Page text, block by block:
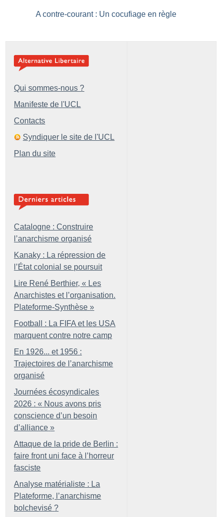
A contre-courant : Un cocufiage en règle
Qui sommes-nous ?
Manifeste de l'UCL
Contacts
Syndiquer le site de l'UCL
Plan du site
Catalogne : Construire
l’anarchisme organisé
Kanaky : La répression de
l’État colonial se poursuit
Lire René Berthier, « Les
Anarchistes et l’organisation.
Plateforme-Synthèse »
Football : La FIFA et les USA
marquent contre notre camp
En 1926... et 1956 :
Trajectoires de l’anarchisme
organisé
Journées écosyndicales
2026 : « Nous avons pris
conscience d’un besoin
d’alliance »
Attaque de la pride de Berlin :
faire front uni face à l’horreur
fasciste
Analyse matérialiste : La
Plateforme, l’anarchisme
bolchevisé ?